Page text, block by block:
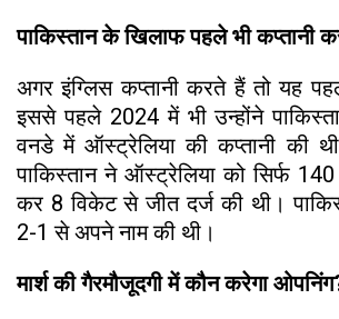
पाकिस्तान के खिलाफ पहले भी कप्तानी
अगर इंग्लिस कप्तानी करते हैं तो यह
इससे पहले 2024 में भी उन्होंने
वनडे में ऑस्ट्रेलिया की कप्तानी की
पाकिस्तान ने ऑस्ट्रेलिया को सिर्फ
कर 8 विकेट से जीत दर्ज की थी।
2-1 से अपने नाम की थी।
मार्श की गैरमौजूदगी में कौन करेगा